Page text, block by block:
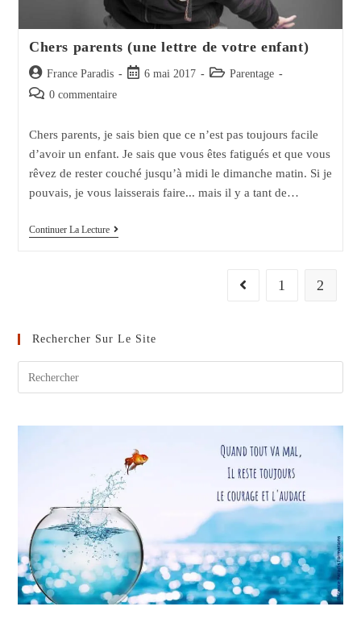
Chers parents (une lettre de votre enfant)
Auteur/autrice
de
France Paradis
Post6 mai 2017
Post Parentage
Post 0 commentaire
Chers parents, je sais bien que ce n’est pas toujours facile
d’avoir un enfant. Je sais que vous êtes fatigués et que vous
rêvez de rester couché jusqu’à midi le dimanche matin. Si je
pouvais, je vous laisserais faire... mais il y a tant de…
Continuer La LectureChers
Go to the previous page
1 2
Rechercher Sur Le Site